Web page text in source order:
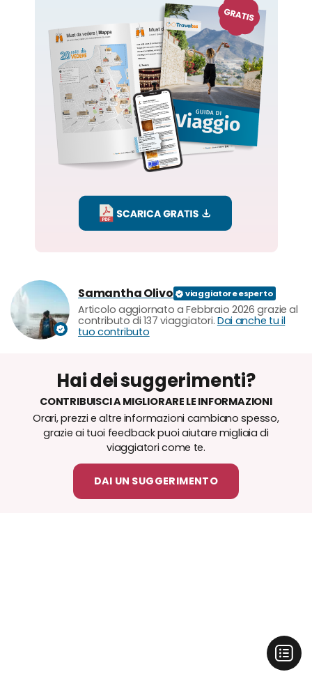
Samantha Olivo
Articolo aggiornato a Febbraio 2026 grazie al
contributo di 137 viaggiatori. Dai anche tu il
tuo contributo
Hai dei suggerimenti?
CONTRIBUISCI A MIGLIORARE LE INFORMAZIONI
Orari, prezzi e altre informazioni cambiano spesso,
grazie ai tuoi feedback puoi aiutare migliaia di
viaggiatori come te.
DAI UN SUGGERIMENTO